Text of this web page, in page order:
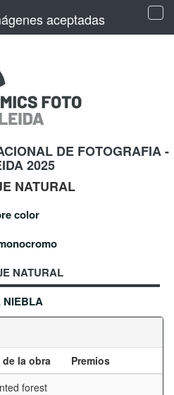
aceptadas
DE FOTOGRAFIA -
2025
NATURAL
color
NATURAL
NIEBLA
la obra
Premios
forest